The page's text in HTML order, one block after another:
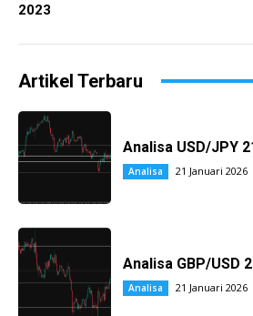
2023
Artikel Terbaru
Analisa USD/JPY
Analisa 21 Januari 2026
Analisa GBP/USD
Analisa 21 Januari 2026